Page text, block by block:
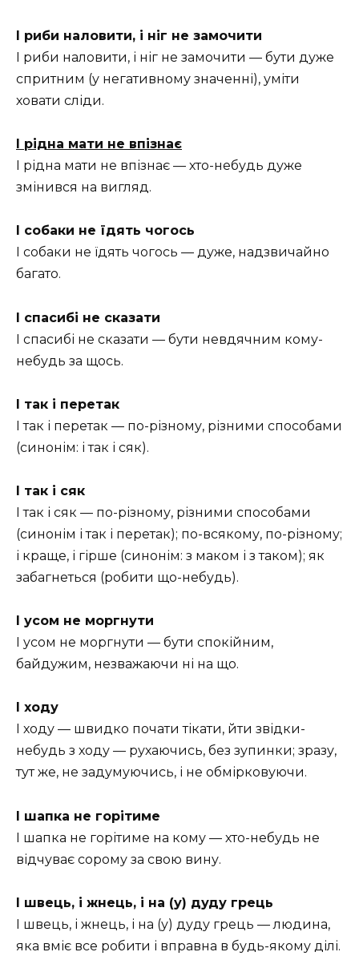
І риби наловити, і ніг не замочити
І риби наловити, і ніг не замочити — бути дуже
спритним (у негативному значенні), уміти
ховати сліди.
І рідна мати не впізнає
І рідна мати не впізнає — хто-небудь дуже
змінився на вигляд.
І собаки не їдять чогось
І собаки не їдять чогось — дуже, надзвичайно
багато.
І спасибі не сказати
І спасибі не сказати — бути невдячним кому-
небудь за щось.
І так і перетак
І так і перетак — по-різному, різними способами
(синонім: і так і сяк).
І так і сяк
І так і сяк — по-різному, різними способами
(синонім і так і перетак); по-всякому, по-різному;
і краще, і гірше (синонім: з маком і з таком); як
забагнеться (робити що-небудь).
І усом не моргнути
І усом не моргнути — бути спокійним,
байдужим, незважаючи ні на що.
І ходу
І ходу — швидко почати тікати, йти звідки-
небудь з ходу — рухаючись, без зупинки; зразу,
тут же, не задумуючись, і не обмірковуючи.
І шапка не горітиме
І шапка не горітиме на кому — хто-небудь не
відчуває сорому за свою вину.
І швець, і жнець, і на (у) дуду грець
І швець, і жнець, і на (у) дуду грець — людина,
яка вміє все робити і вправна в будь-якому ділі.